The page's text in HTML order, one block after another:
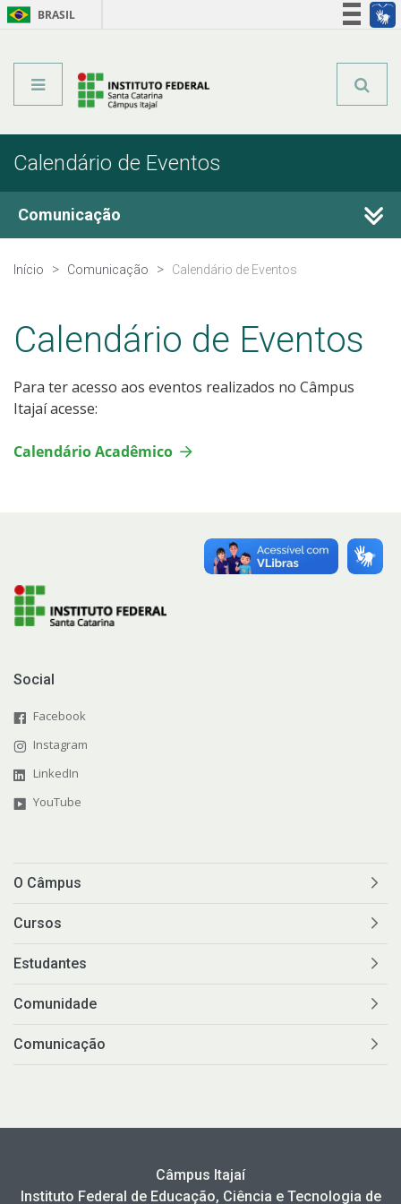
BRASIL
Calendário de Eventos
Comunicação
Fale Conosco
Calendário de Eventos
Livros e Periódicos
Identidade Visual
Blog do IFSC
Início Comunicação Calendário de Eventos
Calendário de Eventos
Para ter acesso aos eventos realizados no Câmpus
Itajaí acesse:
Calendário Acadêmico
Social
Facebook
Instagram
LinkedIn
YouTube
O Câmpus
Cursos
Estudantes
Comunidade
Comunicação
Câmpus Itajaí
Instituto Federal de Educação, Ciência e Tecnologia de